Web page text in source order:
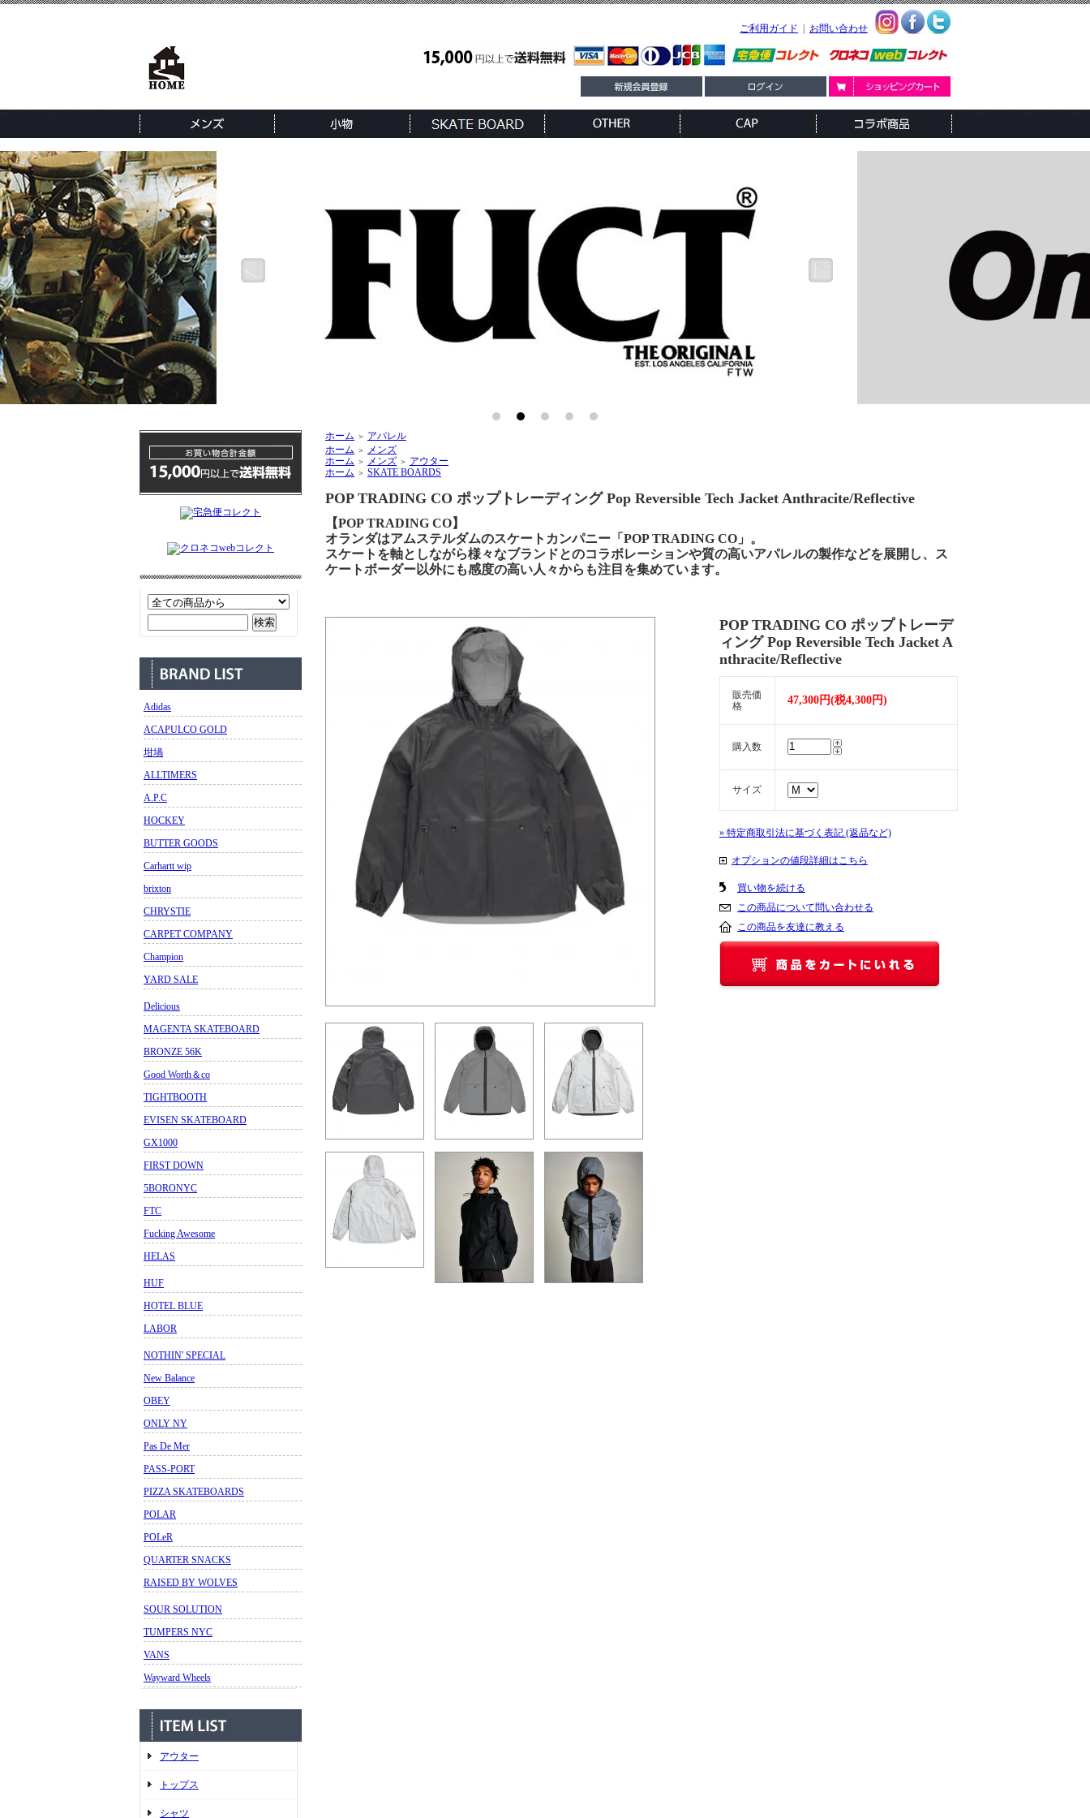
ご利用ガイド お問い合わせ
Adidas
ACAPULCO GOLD
坩堝
ALLTIMERS
A.P.C
HOCKEY
BUTTER GOODS
Carhartt wip
brixton
CHRYSTIE
CARPET COMPANY
Champion
YARD SALE
Delicious
MAGENTA SKATEBOARD
BRONZE 56K
Good Worth＆co
TIGHTBOOTH
EVISEN SKATEBOARD
GX1000
FIRST DOWN
5BORONYC
FTC
Fucking Awesome
HELAS
HUF
HOTEL BLUE
LABOR
NOTHIN' SPECIAL
New Balance
OBEY
ONLY NY
Pas De Mer
PASS-PORT
PIZZA SKATEBOARDS
POLAR
POLeR
QUARTER SNACKS
RAISED BY WOLVES
SOUR SOLUTION
TUMPERS NYC
VANS
Wayward Wheels
アウター
トップス
シャツ
ホーム ＞ アパレル
ホーム ＞
メンズ
ホーム ＞ メンズ ＞ アウター
ホーム ＞ SKATE BOARDS
POP TRADING CO ポップトレーディング Pop Reversible Tech Jacket Anthracite/Reflective
【POP TRADING CO】
オランダはアムステルダムのスケートカンパニー「POP TRADING CO」。
スケートを軸としながら様々なブランドとのコラボレーションや質の高いアパレルの製作などを展開し、ス
ケートボーダー以外にも感度の高い人々からも注目を集めています。
POP TRADING CO ポップトレーデ
ィング Pop Reversible Tech Jacket A
nthracite/Reflective
販売価
格
47,300円(税4,300円)
購入数
サイズ
» 特定商取引法に基づく表記 (返品など)
オプションの値段詳細はこちら
買い物を続ける
この商品について問い合わせる
この商品を友達に教える